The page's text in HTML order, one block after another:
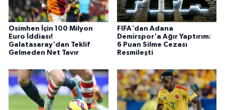
Osimhen İçin 100 Milyon
Euro İddiası!
Galatasaray'dan Teklif
Gelmeden Net Tavır
FIFA'dan Adana
Demirspor'a Ağır Yaptırım:
6 Puan Silme Cezası
Resmileşti